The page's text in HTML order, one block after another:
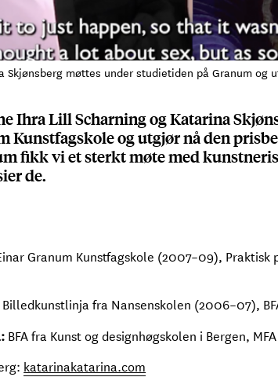
møttes under studietiden på Granum og
Ihra Lill Scharning og Katarina
Kunstfagskole og utgjør nå den
fikk vi et sterkt møte med
de.
Granum Kunstfagskole (2007–09),
Billedkunstlinja fra Nansenskolen (2006–07),
BFA fra Kunst og designhøgskolen i Bergen,
katarinakatarina.com